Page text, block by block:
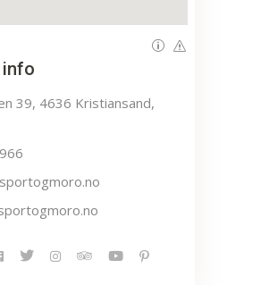
info
39, 4636 Kristiansand,